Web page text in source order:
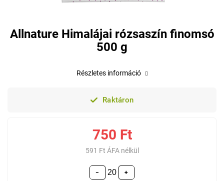
Allnature Himalájai rózsaszín finomsó
500 g
Raktáron
750 Ft
591 Ft ÁFA nélkül
+
−
Részletes információ